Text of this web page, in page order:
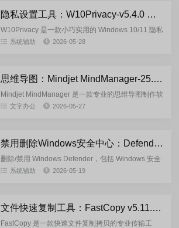
隐私设置工具：W10Privacy-v5.4.0 绿色单文件版
W10Privacy 是一款小巧实用的 Windows 10/11 隐私
设置工具及系统优化工具，它能帮用户集中管理并关
系统辅助 2026-05-28
思维导图：Mindjet MindManager-25.2.160 多语言版
Mindjet MindManager 是一款专业的思维导图制作软
件，由Corel旗下Mindjet公司开发，主打结构化思维
文字办公 2026-05-27
禁用删除Windows安全中心：DefenderRemover_v13.0 中文版
删除/禁用 Windows Defender，包括 Windows 安全
应用程序、Windows 基于虚拟化的安全性 (VBS)、
系统辅助 2026-05-19
文件快速复制工具：FastCopy v5.11.3 汉化版
FastCopy 是一款快速文件复制拷贝的专业传输工